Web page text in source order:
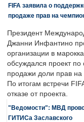
FIFA заявила о
продаже прав на
Президент
Джанни Инфантино
организации в
обсуждался проект по
продажи доли прав
По итогам встречи
отказе от проекта.
"Ведомости": МВД
ГИТИСа Заславского